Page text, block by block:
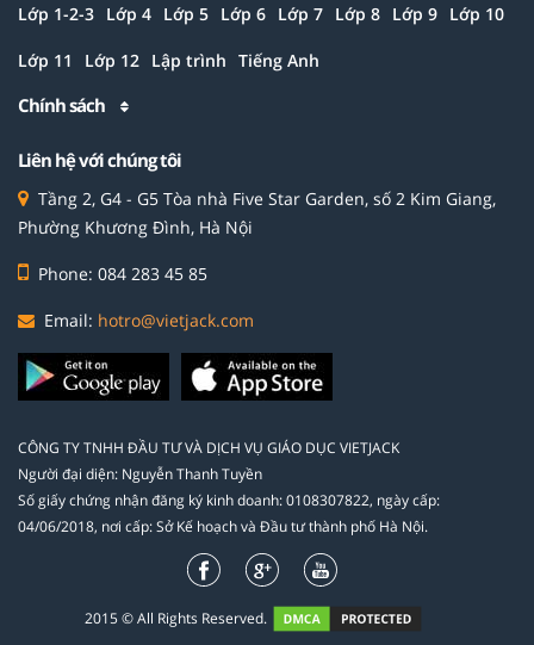
Lớp 1-2-3 Lớp 4 Lớp 5 Lớp 6 Lớp 7 Lớp 8 Lớp 9 Lớp 10
Lớp 11 Lớp 12 Lập trình Tiếng Anh
Chính sách
Liên hệ với chúng tôi
Tầng 2, G4 - G5 Tòa nhà Five Star Garden, số 2 Kim Giang,
Phường Khương Đình, Hà Nội
Phone: 084 283 45 85
Email: hotro@vietjack.com
CÔNG TY TNHH ĐẦU TƯ VÀ DỊCH VỤ GIÁO DỤC VIETJACK
Người đại diện: Nguyễn Thanh Tuyền
Số giấy chứng nhận đăng ký kinh doanh: 0108307822, ngày cấp:
04/06/2018, nơi cấp: Sở Kế hoạch và Đầu tư thành phố Hà Nội.
2015 © All Rights Reserved.